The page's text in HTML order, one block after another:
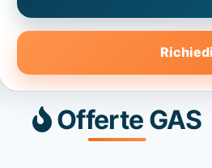
Offerte GAS